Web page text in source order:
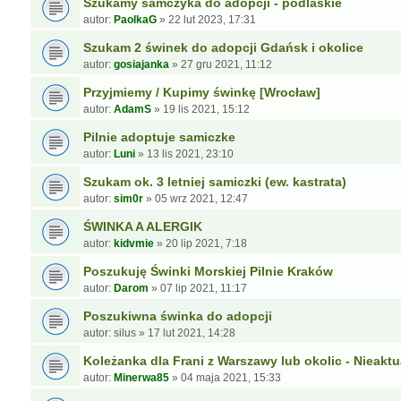
autor: PaolkaG» 22 lut 2023, 17:31
Szukam 2 świnek do adopcji Gdańsk i okolice
autor: gosiajanka» 27 gru 2021, 11:12
Przyjmiemy / Kupimy świnkę [Wrocław]
autor: AdamS» 19 lis 2021, 15:12
Pilnie adoptuje samiczke
autor: Luni» 13 lis 2021, 23:10
Szukam ok. 3 letniej samiczki (ew. kastrata)
autor: sim0r» 05 wrz 2021, 12:47
ŚWINKA A ALERGIK
autor: kidvmie» 20 lip 2021, 7:18
Poszukuję Świnki Morskiej Pilnie Kraków
autor: Darom » 07 lip 2021, 11:17
Poszukiwna świnka do adopcji
autor: silus» 17 lut 2021, 14:28
Koleżanka dla Frani z Warszawy lub okolic -
autor: Minerwa85» 04 maja 2021, 15:33